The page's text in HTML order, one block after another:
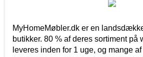
MyHomeMøbler.dk er en
butikker. 80 % af deres sortiment på
leveres inden for 1 uge, og mange